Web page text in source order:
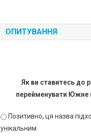
ОПИТУВАННЯ
Як ви ставитесь до
перейменувати Южне
Позитивно, ця назва
унікальним